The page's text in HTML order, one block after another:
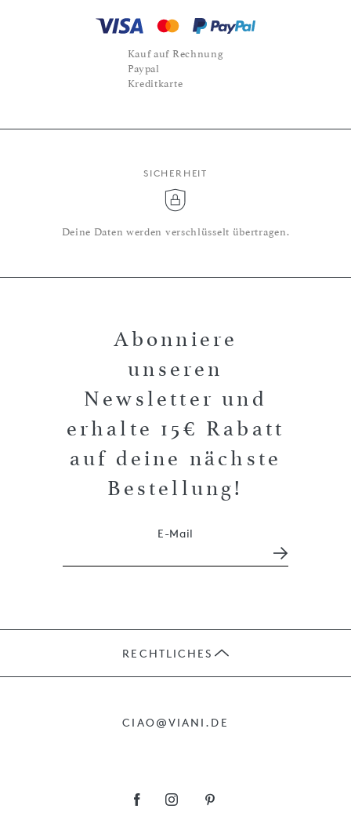
Kauf auf Rechnung
Paypal
Kreditkarte
SICHERHEIT
Deine Daten werden verschlüsselt übertragen.
Abonniere
unseren
Newsletter und
erhalte 15€ Rabatt
auf deine nächste
Bestellung!
E-Mail
RECHTLICHES
CIAO@VIANI.DE